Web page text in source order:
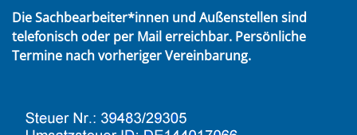
Die Sachbearbeiter*innen und Außenstellen sind
telefonisch oder per Mail erreichbar. Persönliche
Termine nach vorheriger Vereinbarung.